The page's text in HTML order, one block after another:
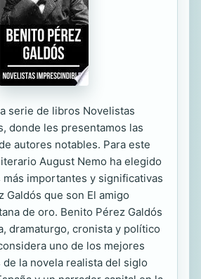
serie de libros Novelistas
donde les presentamos las
autores notables. Para este
August Nemo ha elegido
más importantes y significativas
Galdós que son El amigo
de oro. Benito Pérez Galdós
dramaturgo, cronista y político
uno de los mejores
la novela realista del siglo